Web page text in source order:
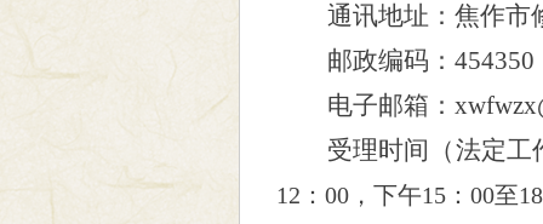
通讯地址：焦作市
邮政编码：454350
电子邮箱：xwfwzx
受理时间（法定工
12：00，下午15：00至